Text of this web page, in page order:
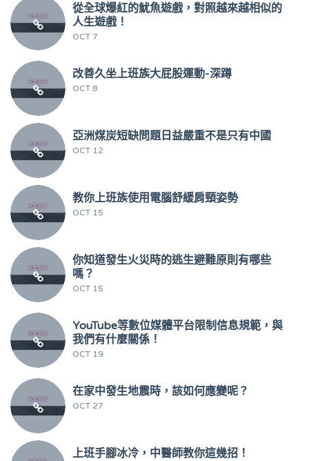
從全球爆紅的魷魚遊戲，對照越來越相似的
人生遊戲！
OCT 7
改善久坐上班族大屁股運動-深蹲
OCT 8
亞洲煤炭短缺問題日益嚴重不是只有中國
OCT 12
教你上班族使用電腦舒緩肩頸姿勢
OCT 15
你知道發生火災時的逃生避難原則有哪些
嗎？
OCT 15
YouTube等數位媒體平台限制信息規範，與
我們有什麼關係！
OCT 19
在家中發生地震時，該如何應變呢？
OCT 27
上班手腳冰冷，中醫師教你這幾招！